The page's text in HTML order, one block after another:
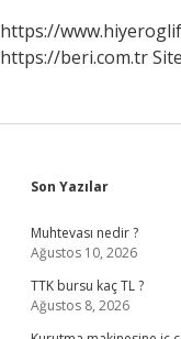
https://
https://beri.com.tr
Sidebar
Son Yazılar
Muhtevası nedir ?
Ağustos 10, 2026
TTK bursu kaç TL ?
Ağustos 8, 2026